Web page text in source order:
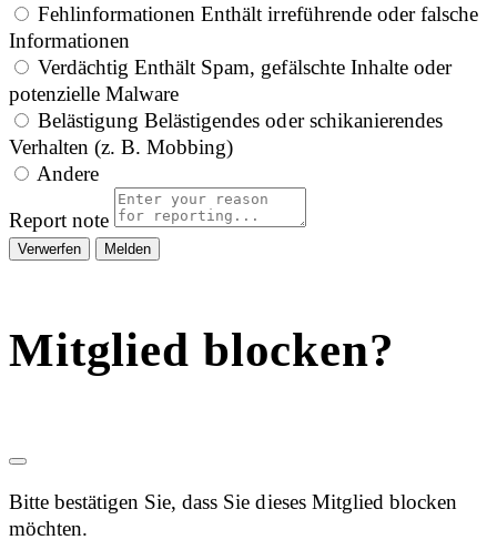
Fehlinformationen Enthält irreführende oder falsche
Informationen
Verdächtig Enthält Spam, gefälschte Inhalte oder
potenzielle Malware
Belästigung Belästigendes oder schikanierendes
Verhalten (z. B. Mobbing)
Andere
Report note
Melden
Mitglied blocken?
Bitte bestätigen Sie, dass Sie dieses Mitglied blocken
möchten.